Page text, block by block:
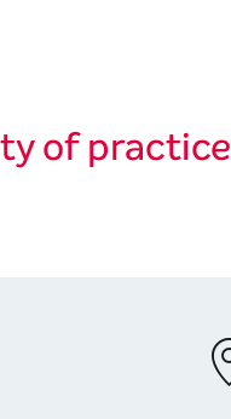
of practice